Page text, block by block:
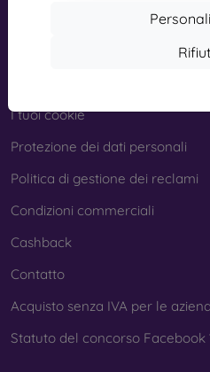
I tuoi cookie
Protezione dei dati personali
Politica di gestione dei reclami
Condizioni commerciali
Cashback
Contatto
Acquisto senza IVA per le
Statuto del concorso Facebook